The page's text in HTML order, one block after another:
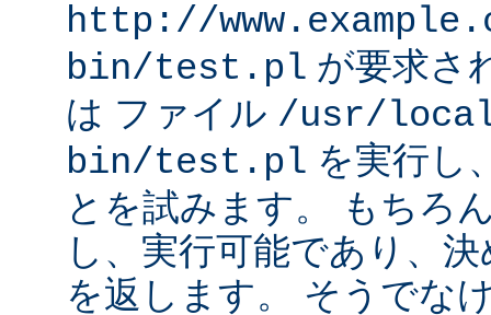
http://
bin/test.pl が要求さ
は ファイル /usr/
bin/test.pl を実行し
とを試みます。 もちろ
し、実行可能であり、
を返します。 そうでな